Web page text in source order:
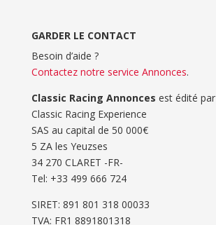
GARDER LE CONTACT
Besoin d’aide ?
Contactez notre service Annonces.
Classic Racing Annonces est édité par
Classic Racing Experience
SAS au capital de 50 000€
5 ZA les Yeuzses
34 270 CLARET -FR-
Tel: ‭+33 499 666 724‬
SIRET: 891 801 318 00033
TVA: FR1 8891801318